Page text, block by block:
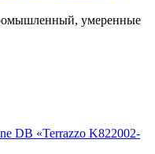
умеренные